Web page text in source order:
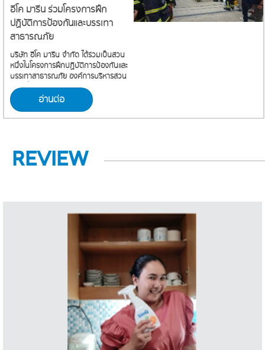
อีโค มารีน ร่วมโครงการฝึก
ปฏิบัติการป้องกันและบรรเทา
สาธารณภัย
บริษัท อีโค มารีน จำกัด ได้ร่วมเป็นส่วน
หนึ่งในโครงการฝึกปฏิบัติการป้องกันและ
บรรเทาสาธารณภัย องค์การบริหารส่วน
ตำบลในคลองบางปลากด . เมื่อวันที่ 6
มิถุนายน 2569 นายหนึ่งสกล ธเนศ
ตระกูล นายกองค์การบริหารส่วนตำบล
ในคลองบางปลากด เป็นประธานในพิธี
รับมือเหตุน้ำมันหกรั่วไหลบนถนน ซึ่ง
เป็นกระบวนการที่สำคัญในการป้องกัน
ชีวิต ทรัพย์สิน และสิ่งแวดล้อม โดยใช้
ผลิตภัณฑ์ สูตรชีวภาพbioQOil Spill
คราบน้ำมันด้วยวิธีธรรมชาติ ไม่มีสาร
มีประสิทธิภาพ ปลอดภัยต่อระบบนิเวศ
เหมาะกับองค์กรและคนที่ใส่ใจโลกจริงจัง .
เพราะการแก้ปัญหาที่ดี ไม่ควรสร้าง
ปัญหาใหม่ให้สิ่งแวดล้อม เลือกเทคโนโลยี
ที่สะอาด เพื่อโลกที่ยั่งยืน เลือกbioQOil
Spill วันนี้ ก่อนธรรมชาติจะเสียหายเกิน
เยียวยา . หากท่านผู้ประกอบการท่านใด
มีความสนใจ หรือความต้องทดลอง
อ่านต่อ
REVIEW